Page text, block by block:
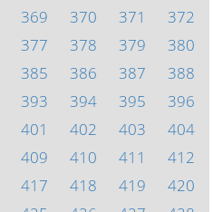
369 370 371
372
377 378 379
380
385 386 387
388
393 394 395
396
401 402 403
404
409 410 411
412
417 418 419
420